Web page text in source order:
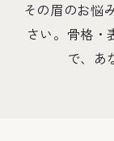
その眉のお悩み
さい。骨格・
で、あ